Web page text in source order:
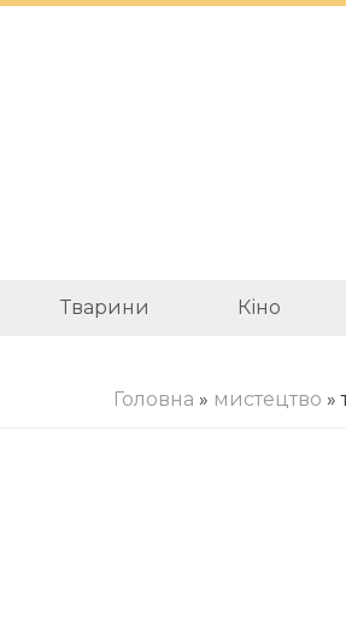
Тварини Кіно
Головна » мистецтво »